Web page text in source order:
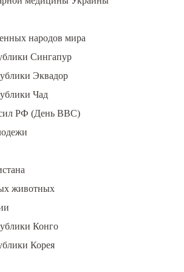
народов мира
Сингапур
Эквадор
Чад
РФ (День ВВС)
животных
Конго
Корея